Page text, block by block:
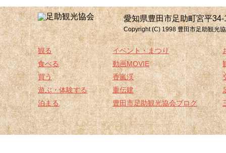
愛知県豊田市足助町宮平
Copyright (C) 1998 豊田市足助観光
観る
食べる
買う
遊ぶ・体験する
泊まる
イベント・まつり
動画MOVIE
香嵐渓
重伝建
豊田市足助観光協会ブログ